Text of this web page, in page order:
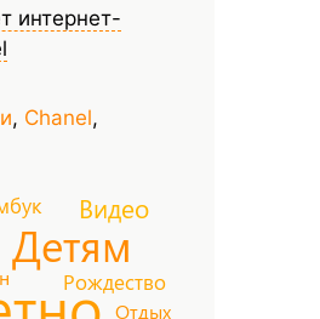
интернет-
, Chanel,
Детям
Видео
Рождество
Отдых